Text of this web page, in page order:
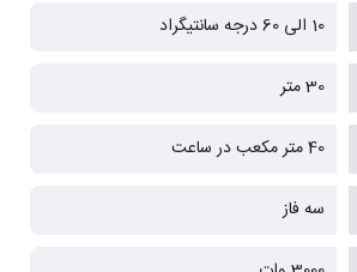
10 الی 60 درجه سانتیگراد
30 متر
40 متر مکعب در ساعت
سه فاز